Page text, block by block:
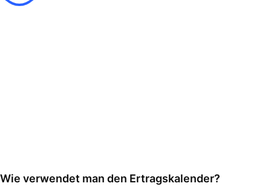
Wie verwendet man den Ertragskalender?